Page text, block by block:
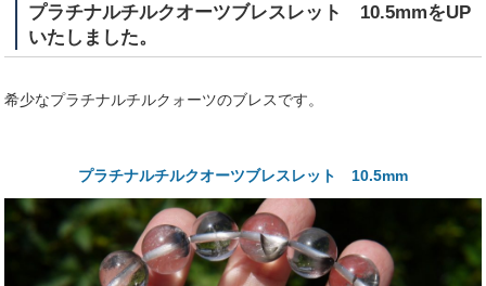
プラチナルチルクオーツブレスレット 10.5mmをUP
いたしました。
希少なプラチナルチルクォーツのブレスです。
プラチナルチルクオーツブレスレット 10.5mm